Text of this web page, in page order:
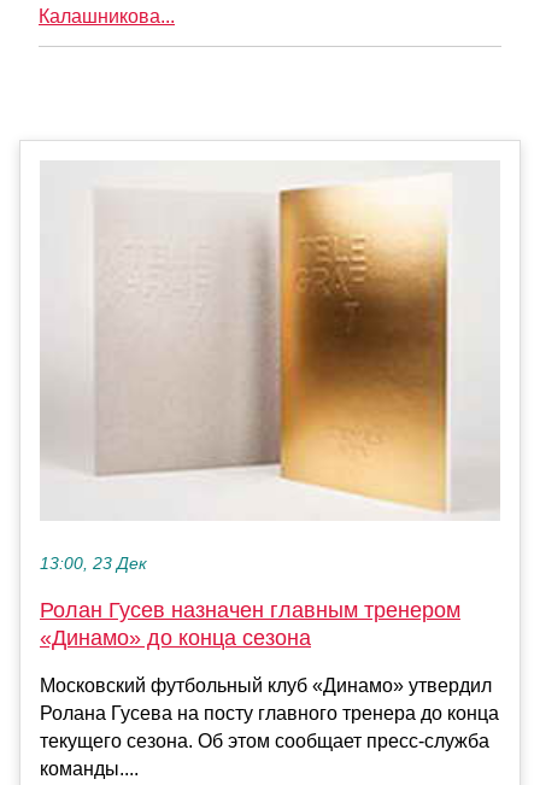
Калашникова...
13:00, 23 Дек
Ролан Гусев назначен главным тренером
«Динамо» до конца сезона
Московский футбольный клуб «Динамо» утвердил
Ролана Гусева на посту главного тренера до конца
текущего сезона. Об этом сообщает пресс-служба
команды....